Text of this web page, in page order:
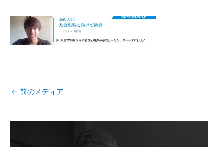
投
← 前のメディア